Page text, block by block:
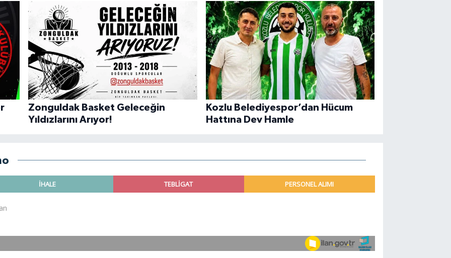
Zonguldak Basket Geleceğin
Yıldızlarını Arıyor!
Kozlu Belediyespor’dan Hücum
Hattına Dev Hamle